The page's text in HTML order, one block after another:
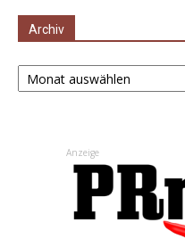
Archiv
Archiv
Anzeige